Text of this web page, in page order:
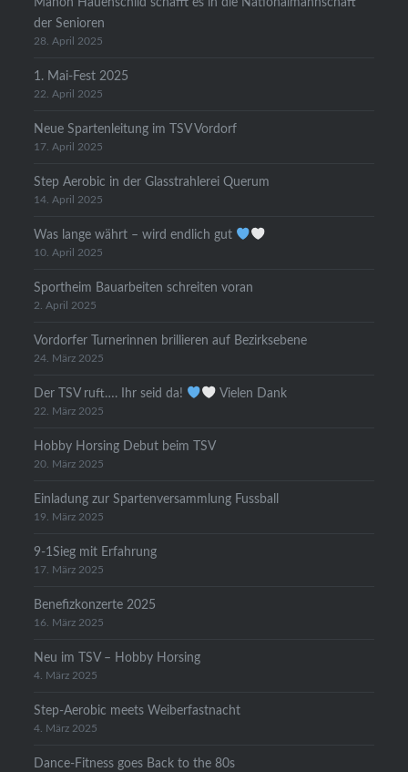
der Senioren
28. April 2025
1. Mai-Fest 2025
22. April 2025
Neue Spartenleitung im TSV Vordorf
17. April 2025
Step Aerobic in der Glasstrahlerei Querum
14. April 2025
Was lange währt – wird endlich gut
10. April 2025
Sportheim Bauarbeiten schreiten voran
2. April 2025
Vordorfer Turnerinnen brillieren auf Bezirksebene
24. März 2025
Der TSV ruft…. Ihr seid da! Vielen Dank
22. März 2025
Hobby Horsing Debut beim TSV
20. März 2025
Einladung zur Spartenversammlung Fussball
19. März 2025
9-1Sieg mit Erfahrung
17. März 2025
Benefizkonzerte 2025
16. März 2025
Neu im TSV – Hobby Horsing
4. März 2025
Step-Aerobic meets Weiberfastnacht
4. März 2025
Dance-Fitness goes Back to the 80s